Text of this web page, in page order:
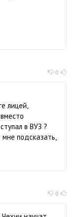
0
лицей,
в ВУЗ ?
подсказать,
0